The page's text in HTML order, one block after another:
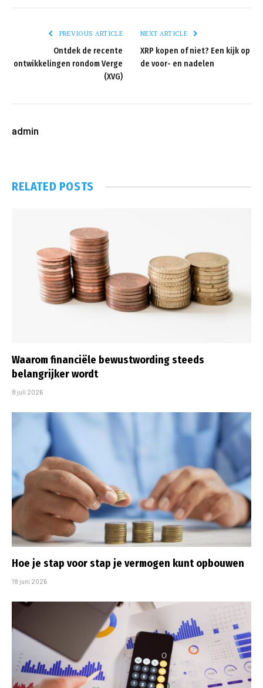
PREVIOUS ARTICLE
Ontdek de recente
ontwikkelingen rondom Verge
(XVG)
NEXT ARTICLE
XRP kopen of niet? Een kijk op
de voor- en nadelen
admin
RELATED POSTS
Waarom financiële bewustwording steeds
belangrijker wordt
8 juli 2026
Hoe je stap voor stap je vermogen kunt opbouwen
18 juni 2026